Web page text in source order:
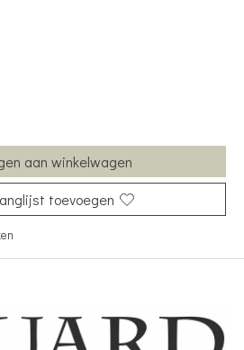
aan winkelwagen
toevoegen